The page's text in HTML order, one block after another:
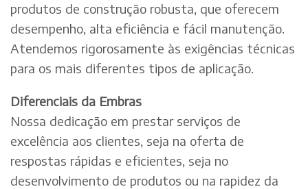
produtos de construção robusta, que oferecem
desempenho, alta eficiência e fácil manutenção.
Atendemos rigorosamente às exigências técnicas
para os mais diferentes tipos de aplicação.
Diferenciais da Embras
Nossa dedicação em prestar serviços de
excelência aos clientes, seja na oferta de
respostas rápidas e eficientes, seja no
desenvolvimento de produtos ou na rapidez da